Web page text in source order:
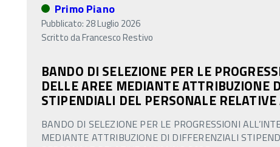
Primo Piano
Pubblicato: 28 Luglio 2026
Scritto daFrancesco Restivo
BANDO DI SELEZIONE PER LE
DELLE AREE MEDIANTE ATTRIBUZIONE
STIPENDIALI DEL PERSONALE
BANDO DI SELEZIONE PER LE PROGRESSIONI
MEDIANTE ATTRIBUZIONE DI DIFFERENZIALI